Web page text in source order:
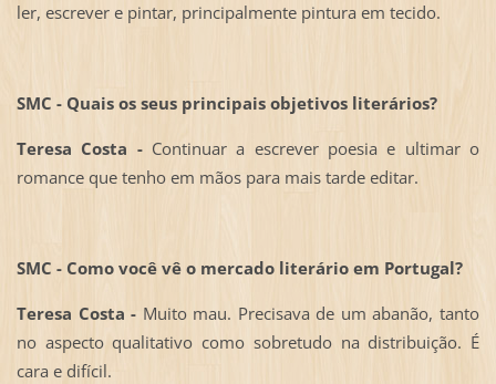
ler, escrever e pintar, principalmente pintura em tecido.
SMC - Quais os seus principais objetivos literários?
Teresa Costa -Continuar a escrever poesia e ultimar o
romance que tenho em mãos para mais tarde editar.
SMC - Como você vê o mercado literário em Portugal?
Teresa Costa - Muito mau. Precisava de um abanão, tanto
no aspecto qualitativo como sobretudo na distribuição. É
cara e difícil.